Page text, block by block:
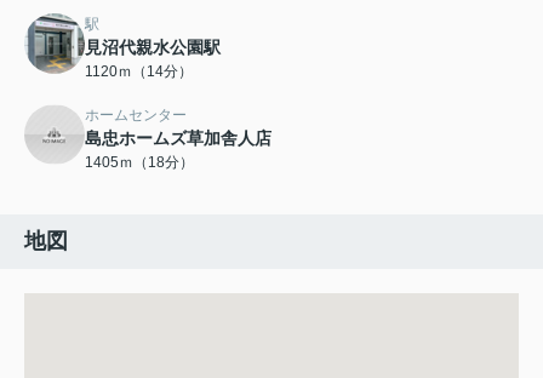
駅
見沼代親水公園駅
1120ｍ（14分）
ホームセンター
島忠ホームズ草加舎人店
1405ｍ（18分）
地図